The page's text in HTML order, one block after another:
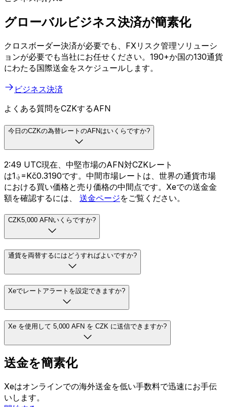
グローバルビジネス決済が簡素化
クロスボーダー決済が必要でも、FXリスク管理ソリューシ
ョンが必要でも当社にお任せください。190+か国の130通貨
にわたる国際送金をスケジュールします。
ビジネス決済
よくある質問をCZKするAFN
今日のCZKの為替レートのAFNはいくらですか?
2:49 UTC現在、中堅市場のAFN対CZKレート
は؋1=Kč0.3190です。中間市場レートは、世界の通貨市場
における買い価格と売り価格の中間点です。Xeでの送金金
額を確認するには、 送金ページをご覧ください。
CZK5,000 AFNいくらですか?
通貨を両替するにはどうすればよいですか?
Xeでレートアラートを設定できますか?
Xe を使用して 5,000 AFN を CZK に送信できますか?
送金を簡素化
Xeはオンラインでの海外送金を低い手数料で迅速にお手伝
いします。